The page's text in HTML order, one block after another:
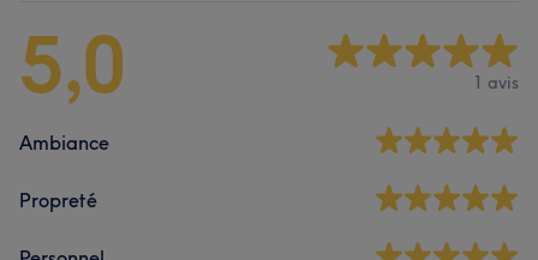
5,0 1 avis
Ambiance
Propreté